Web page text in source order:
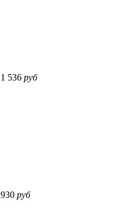
1 536 руб
930 руб